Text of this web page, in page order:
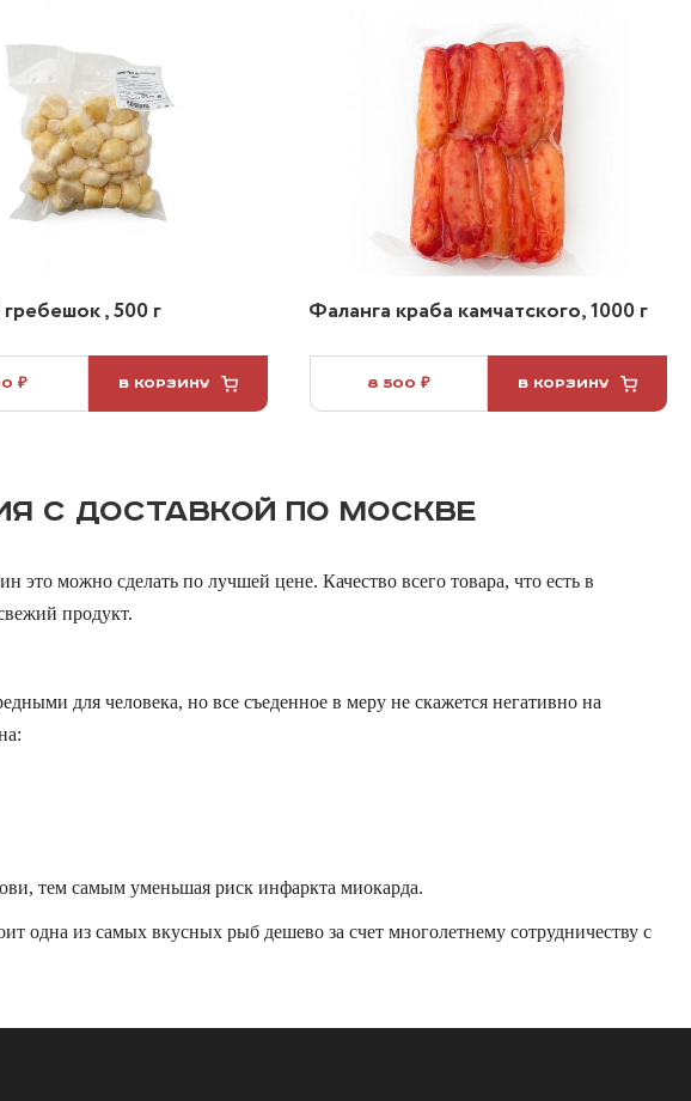
, 500 г
₽ В КОРЗИНУ
Фаланга краба камчатского, 1000 г
8 500 ₽ В КОРЗИНУ
С ДОСТАВКОЙ ПО МОСКВЕ
это можно сделать по лучшей цене. Качество всего товара, что есть в
продукт.
для человека, но все съеденное в меру не скажется негативно на
тем самым уменьшая риск инфаркта миокарда.
одна из самых вкусных рыб дешево за счет многолетнему сотрудничеству с